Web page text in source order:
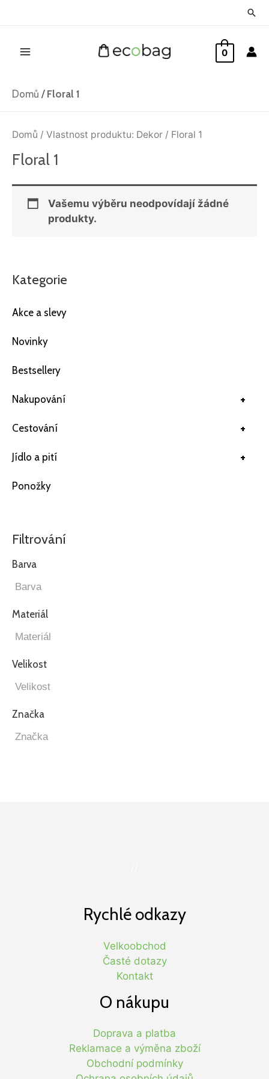
0
Domů / Floral 1
Kategorie
Akce a slevy
Novinky
Bestsellery
+
Nakupování
+
Cestování
+
Jídlo a pití
Ponožky
Filtrování
Barva
Materiál
Velikost
Značka
Domů / Vlastnost produktu: Dekor / Floral 1
Floral 1
Vašemu výběru neodpovídají žádné
produkty.
Rychlé odkazy
Velkoobchod
Časté dotazy
Kontakt
O nákupu
Doprava a platba
Reklamace a výměna zboží
Obchodní podmínky